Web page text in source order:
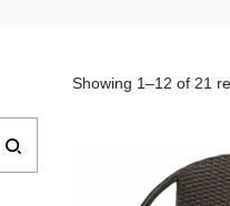
Showing 1–12 of 21